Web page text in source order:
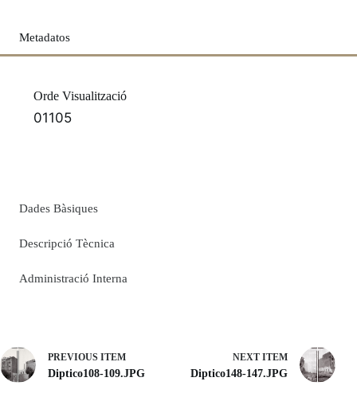
Metadatos
Orde Visualització
01105
Dades Bàsiques
Descripció Tècnica
Administració Interna
PREVIOUS ITEM
Diptico108-109.JPG
NEXT ITEM
Diptico148-147.JPG